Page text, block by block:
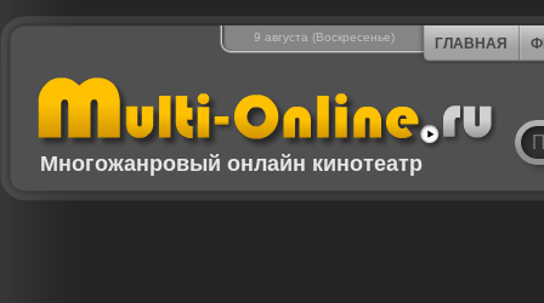
9 августа (Воскресенье) ГЛАВНАЯ
Многожанровый онлайн кинотеатр